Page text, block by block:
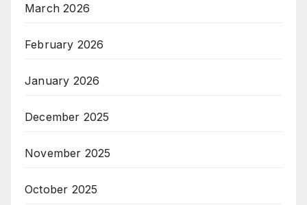
March 2026
February 2026
January 2026
December 2025
November 2025
October 2025